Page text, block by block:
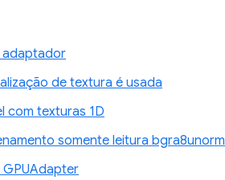
adaptador
de textura é usada
com texturas 1D
somente leitura bgra8unorm